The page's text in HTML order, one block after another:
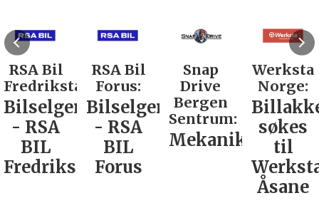
RSA Bil
Fredrikstad:
Bilselger
- RSA
BIL
Fredrikstad
RSA Bil
Forus:
Bilselger
- RSA
BIL
Forus
Snap
Drive
Bergen
Sentrum:
Mekaniker
Werksta
Norge:
søkes
til
Åsane